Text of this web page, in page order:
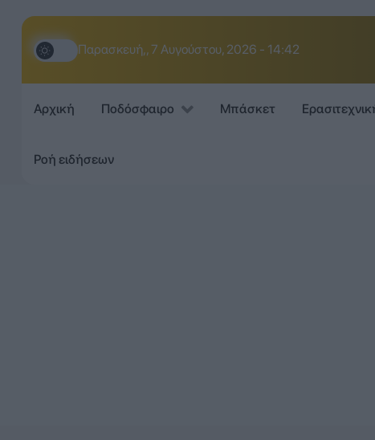
Παρασκευή,, 7 Αυγούστου, 2026 - 14:42
Αρχική Ποδόσφαιρο Μπάσκετ
Ροή ειδήσεων